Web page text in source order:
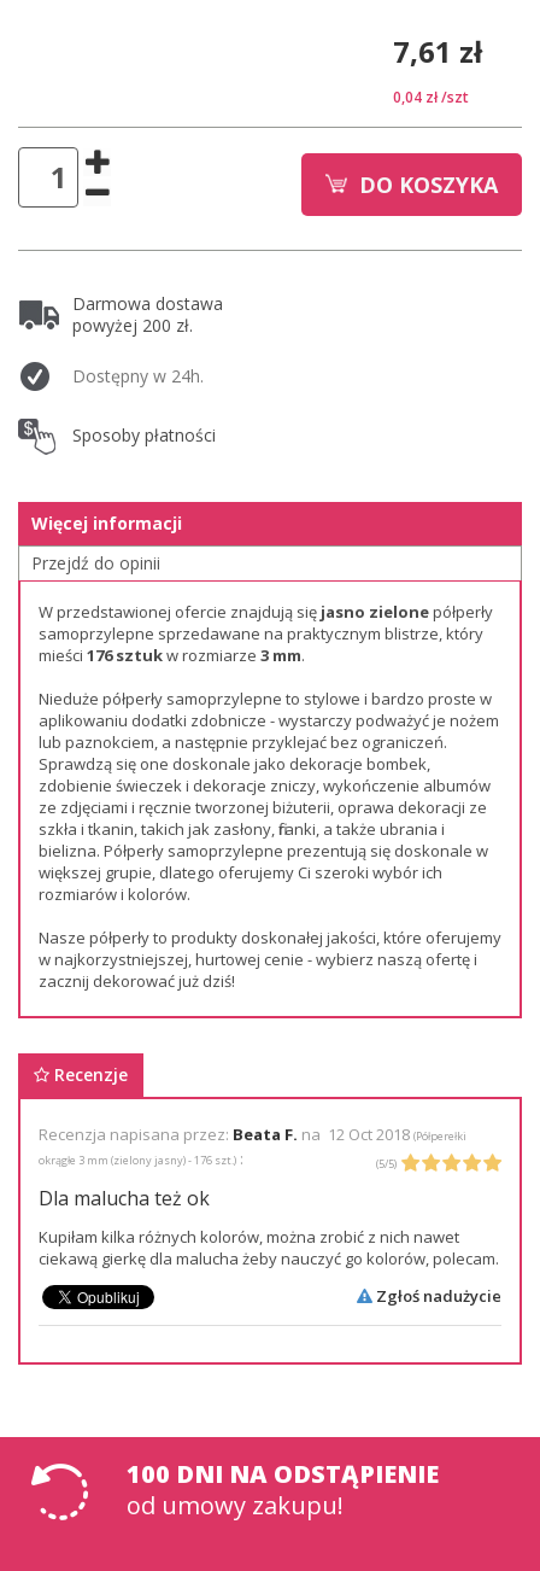
7,61 zł
0,04 zł/szt
DO KOSZYKA
Darmowa dostawa
powyżej 200 zł.
Dostępny w 24h.
Sposoby płatności
Więcej informacji
Przejdź do opinii
W przedstawionej ofercie znajdują się jasno zielonepółperły
samoprzylepne sprzedawane na praktycznym blistrze, który
mieści 176 sztukw rozmiarze 3 mm.
Nieduże półperły samoprzylepne to stylowe i bardzo proste w
aplikowaniu dodatki zdobnicze - wystarczy podważyć je nożem
lub paznokciem, a następnie przyklejać bez ograniczeń.
Sprawdzą się one doskonale jako dekoracje bombek,
zdobienie świeczek i dekoracje zniczy, wykończenie albumów
ze zdjęciami i ręcznie tworzonej biżuterii, oprawa dekoracji ze
szkła i tkanin, takich jak zasłony, firanki, a także ubrania i
bielizna. Półperły samoprzylepne prezentują się doskonale w
większej grupie, dlatego oferujemy Ci szeroki wybór ich
rozmiarów i kolorów.
Nasze półperły to produkty doskonałej jakości, które oferujemy
w najkorzystniejszej, hurtowej cenie - wybierz naszą ofertę i
zacznij dekorować już dziś!
Recenzje
Recenzja napisana przez: Beata F. na 12 Oct 2018 (Półperełki
okrągłe 3 mm (zielony jasny) - 176 szt.) : (5/5)
Dla malucha też ok
Kupiłam kilka różnych kolorów, można zrobić z nich nawet
ciekawą gierkę dla malucha żeby nauczyć go kolorów, polecam.
Zgłoś nadużycie
100 DNI na odstąpienie
od umowy zakupu!